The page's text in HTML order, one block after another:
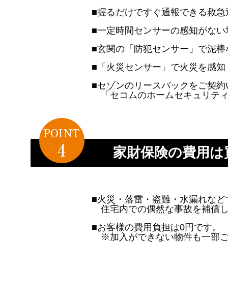
■握るだけですぐ通報できる救
■一定時間センサーの感知がな
■玄関の「防犯センサー」で泥
■「火災センサー」で火災を感知
■セゾンのリースバックをご契
「セコムのホームセキュリテ
家財保険の費用は
■火災・落雷・盗難・水漏れな
住宅内での偶然な事故を補償
■お客様の費用負担は0円です。
※加入ができない物件も一部